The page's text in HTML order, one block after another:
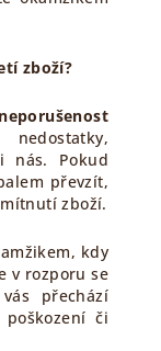
zboží?
nás. Pokud
převzít,
zboží.
kdy
v rozporu se
přechází
či